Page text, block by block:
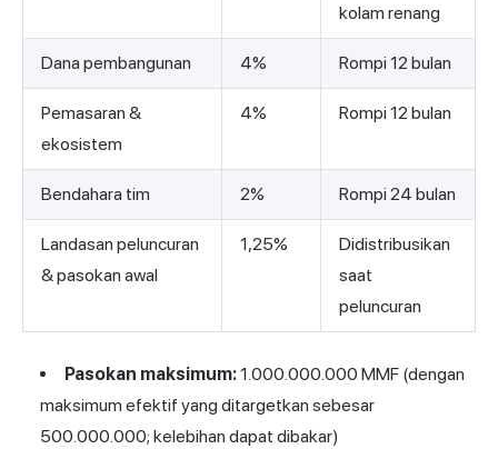
kolam renang
Dana pembangunan 4% Rompi 12 bulan
Pemasaran &
ekosistem
4% Rompi 12 bulan
Bendahara tim 2% Rompi 24 bulan
Landasan peluncuran
& pasokan awal
1,25%
Didistribusikan
saat
peluncuran
Pasokan maksimum:1.000.000.000 MMF (dengan
maksimum efektif yang ditargetkan sebesar
500.000.000; kelebihan dapat dibakar)